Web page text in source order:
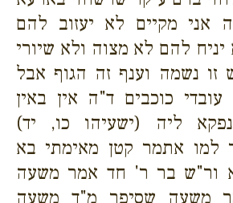
אני מקיים לא יעזוב להם
להם לא מצוה ולא שיורי
זו נשמה וענף זה הגוף אבל
כוכבים ד"ה אין באין
ליה (ישעיהו כו, יד)
למו אתמר קטן מאימתי בא
ור"ש בר ר' חד אמר משעה
משעה שסיפר מ"ד משעה